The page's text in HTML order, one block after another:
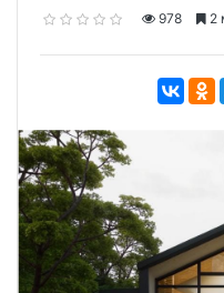
978
2